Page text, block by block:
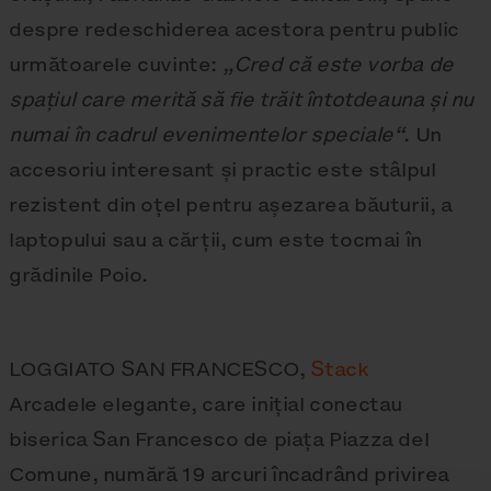
despre redeschiderea acestora pentru public
următoarele cuvinte: „Cred că este vorba de
spațiul care merită să fie trăit întotdeauna și nu
numai în cadrul evenimentelor speciale“. Un
accesoriu interesant și practic este stâlpul
rezistent din oțel pentru așezarea băuturii, a
laptopului sau a cărții, cum este tocmai în
grădinile Poio.
LOGGIATO SAN FRANCESCO, Stack
Arcadele elegante, care inițial conectau
biserica San Francesco de piața Piazza del
Comune, numără 19 arcuri încadrând privirea